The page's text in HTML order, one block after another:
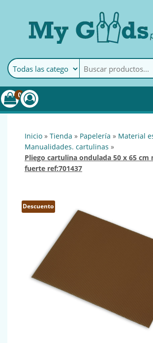
MyGoods · Papelería
My
online de
encontrar
0
inicio » tienda » papelería » material
manualidades. cartulinas »
pliego cartulina ondulada 50 x 65 cm marron
fuerte ref:701437
Descuento